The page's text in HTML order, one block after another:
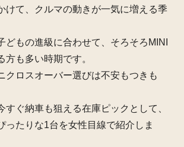
けて、クルマの動きが一気に増える季
どもの進級に合わせて、そろそろMINI
方も多い時期です。
クロスオーバー選びは不安もつきも
すぐ納車も狙える在庫ピックとして、
ったりな1台を女性目線で紹介しま